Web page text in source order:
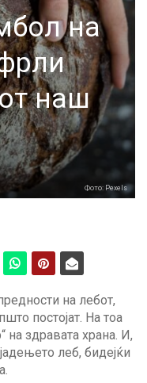
на
наш
Фото: Pexels
на лебот,
постојат. На тоа
на здравата храна. И,
леб, бидејќи